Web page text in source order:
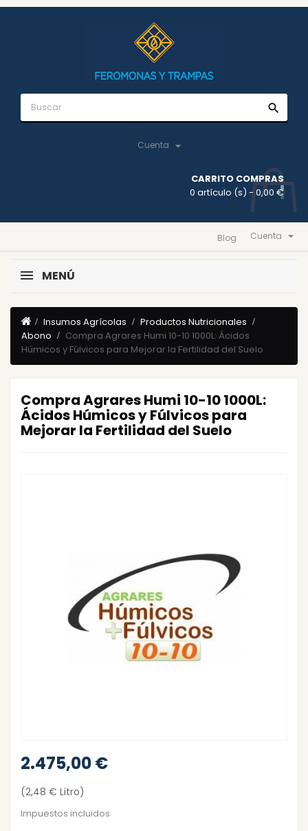
search
Cuenta 
CARRITO COMPRAS
0 artículo (s) - 0,00 €
Cuenta 
Blog
MENÚ
Insumos Agrícolas
Productos Nutricionales
Abono
Compra Agrares Humi 10-10 1000L: Ácidos
Húmicos y Fúlvicos para Mejorar la Fertilidad del Suelo
Compra Agrares Humi 10-10 1000L:
Ácidos Húmicos y Fúlvicos para
Mejorar la Fertilidad del Suelo
2.475,00 €
(2,48 € Litro)
Impuestos incluidos